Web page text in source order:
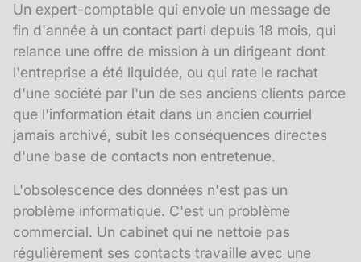
Un expert-comptable qui envoie un message de
fin d'année à un contact parti depuis 18 mois, qui
relance une offre de mission à un dirigeant dont
l'entreprise a été liquidée, ou qui rate le rachat
d'une société par l'un de ses anciens clients parce
que l'information était dans un ancien courriel
jamais archivé, subit les conséquences directes
d'une base de contacts non entretenue.
L'obsolescence des données n'est pas un
problème informatique. C'est un problème
commercial. Un cabinet qui ne nettoie pas
régulièrement ses contacts travaille avec une